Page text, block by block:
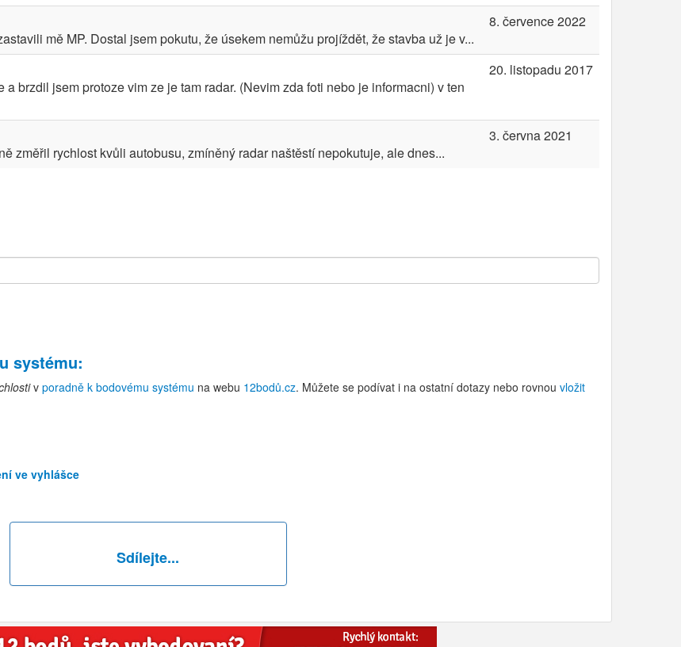
mě MP. Dostal jsem pokutu, že úsekem nemůžu projíždět, že stavba už je v...
8. července 2022
brzdil jsem protoze vim ze je tam radar. (Nevim zda foti nebo je informacni) v ten
20. listopadu 2017
změřil rychlost kvůli autobusu, zmíněný radar naštěstí nepokutuje, ale dnes...
3. června 2021
systému:
v poradně k bodovému systému na webu 12bodů.cz. Můžete se podívat i na ostatní dotazy nebo rovnou vložit
ve vyhlášce
Sdílejte...